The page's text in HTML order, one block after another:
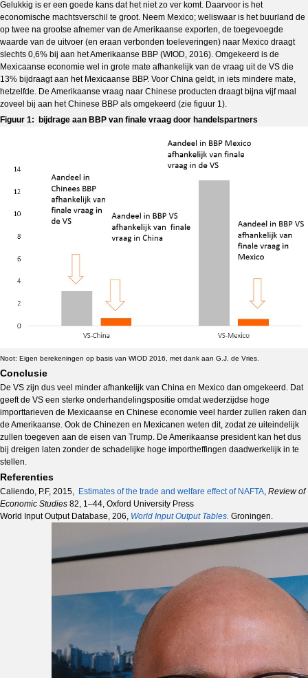
Gelukkig is er een goede kans dat het niet zo ver komt. Daarvoor is het
economische machtsverschil te groot. Neem Mexico; weliswaar is het buurland de
op twee na grootse afnemer van de Amerikaanse exporten, de toegevoegde
waarde van de uitvoer (en eraan verbonden toeleveringen) naar Mexico draagt
slechts 0,6% bij aan het Amerikaanse BBP (WIOD, 2016). Omgekeerd is de
Mexicaanse economie wel in grote mate afhankelijk van de vraag uit de VS die
13% bijdraagt aan het Mexicaanse BBP. Voor China geldt, in iets mindere mate,
hetzelfde. De Amerikaanse vraag naar Chinese producten draagt bijna vijf maal
zoveel bij aan het Chinese BBP als omgekeerd (zie figuur 1).
Figuur 1: bijdrage aan BBP van finale vraag door handelspartners
Noot: Eigen berekeningen op basis van WIOD 2016, met dank aan G.J. de Vries.
Conclusie
De VS zijn dus veel minder afhankelijk van China en Mexico dan omgekeerd. Dat
geeft de VS een sterke onderhandelingspositie omdat wederzijdse hoge
importtarieven de Mexicaanse en Chinese economie veel harder zullen raken dan
de Amerikaanse. Ook de Chinezen en Mexicanen weten dit, zodat ze uiteindelijk
zullen toegeven aan de eisen van Trump. De Amerikaanse president kan het dus
bij dreigen laten zonder de schadelijke hoge importheffingen daadwerkelijk in te
stellen.
Referenties
Caliendo, P.F, 2015, Estimates of the trade and welfare effect of NAFTA, Review of
Economic Studies 82, 1–44, Oxford University Press
World Input Output Database, 206, World Input Output Tables. Groningen.